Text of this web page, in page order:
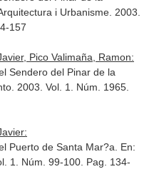
i Urbanisme. 2003.
157
Pico Valimaña, Ramon:
Sendero del Pinar de la
. 2003. Vol. 1. Núm. 1965.
Puerto de Santa Mar?a. En:
1. Núm. 99-100. Pag. 134-